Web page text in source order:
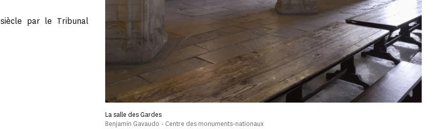
siècle par le Tribunal
La salle des Gardes
Benjamin Gavaudo - Centre des monuments-nationaux